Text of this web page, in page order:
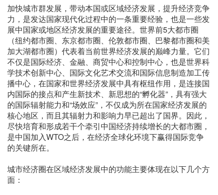
加快城市群发展，带动本国或区域经济发展，提升经济竞争
力，是发达国家现代化过程中的一条重要经验，也是一些发
展中国家或地区经济发展的重要途径。世界前5大都市圈
（纽约都市圈、东京都市圈、伦敦都市圈、巴黎都市圈和美
加大湖都市圈）代表着当前世界经济发展的巅峰力量。它们
不仅是国际经济、金融、商贸中心和控制中心，也是世界科
学技术创新中心、国际文化艺术交流和国际信息制造加工传
播中心，在国家和世界经济发展中具有枢纽作用，是连接国
内国际的接点和产生新技术、新思想的“孵化器”，具有强大
的国际辐射能力和“场效应”，不仅成为所在国家经济发展的
核心地区，而且其辐射力和影响力早已超出了国界。因此，
尽快培育和形成若干个牵引中国经济持续增长的大都市圈，
是中国加入WTO之后，在经济全球化环境下赢得国际竞争
的关键所在。
城市经济圈在区域经济发展中的功能主要体现在以下几个方
面：